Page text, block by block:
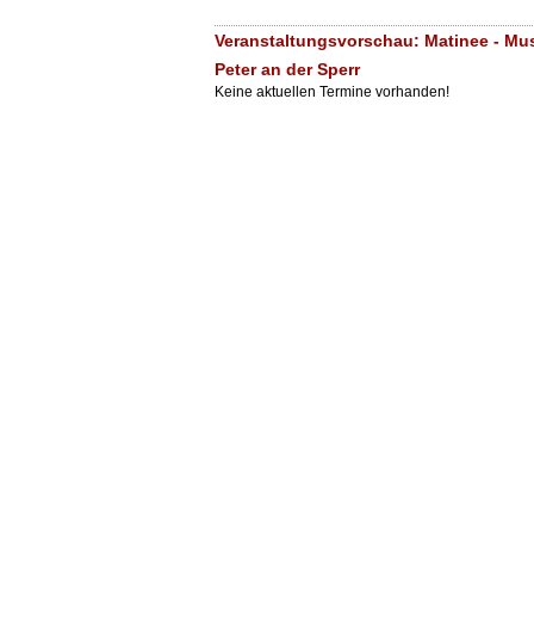
Veranstaltungsvorschau: Matinee -
Peter an der Sperr
Keine aktuellen Termine vorhanden!